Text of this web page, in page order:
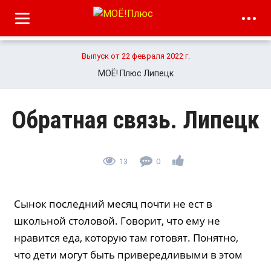
Выпуск от 22 февраля 2022 г.
МОЁ! Плюс Липецк
Обратная связь. Липецк
13 0
Сынок последний месяц почти не ест в
школьной столовой. Говорит, что ему не
нравится еда, которую там готовят. Понятно,
что дети могут быть привередливыми в этом